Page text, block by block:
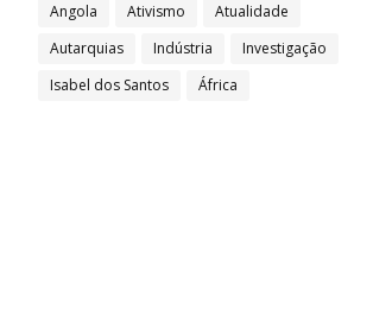
Angola Ativismo
Atualidade
Autarquias
Indústria
Investigação
Isabel dos Santos
África